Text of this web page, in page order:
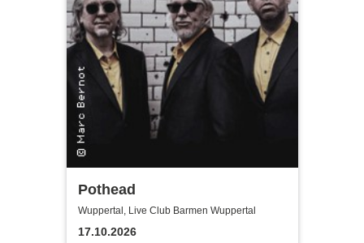
Pothead
Wuppertal, Live Club Barmen Wuppertal
17.10.2026